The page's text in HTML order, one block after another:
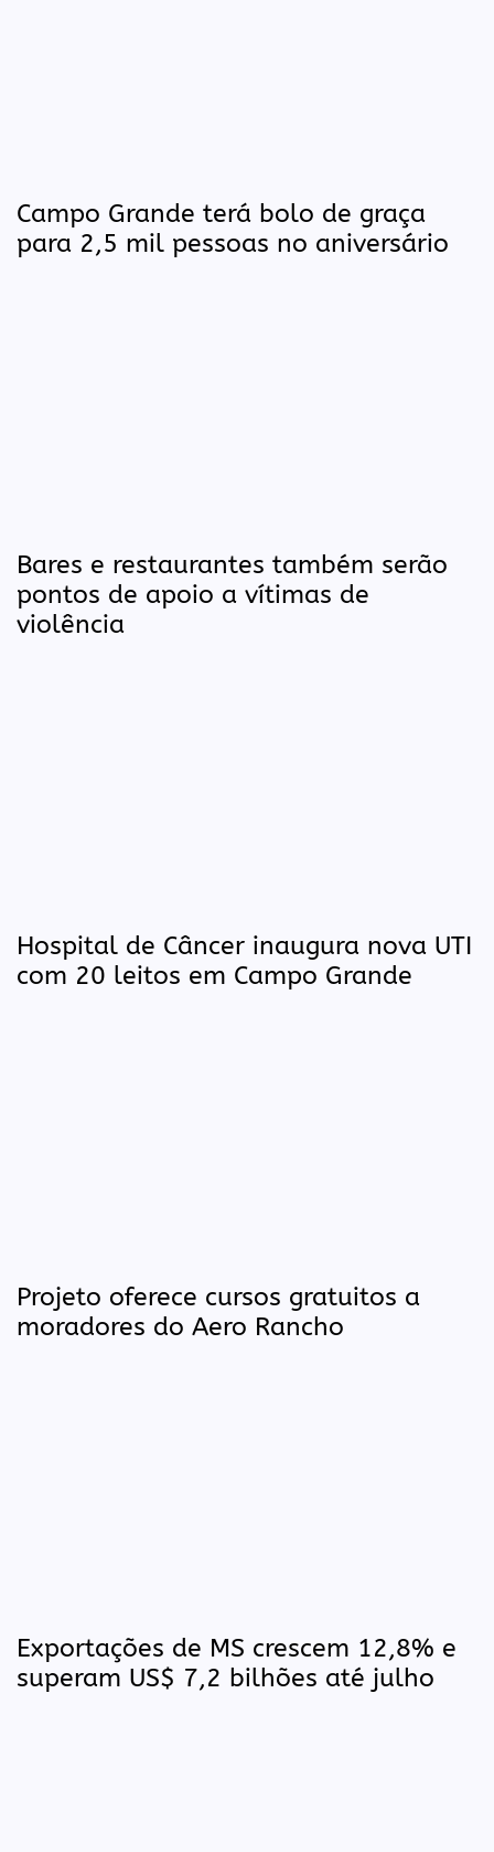
Campo Grande terá bolo de graça
para 2,5 mil pessoas no aniversário
Bares e restaurantes também serão
pontos de apoio a vítimas de
violência
Hospital de Câncer inaugura nova UTI
com 20 leitos em Campo Grande
Projeto oferece cursos gratuitos a
moradores do Aero Rancho
Exportações de MS crescem 12,8% e
superam US$ 7,2 bilhões até julho